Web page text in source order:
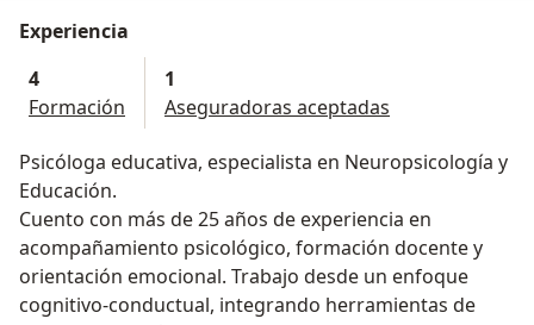
Experiencia
4
Formación
1
Aseguradoras aceptadas
Psicóloga educativa, especialista en Neuropsicología y
Educación.
Cuento con más de 25 años de experiencia en
acompañamiento psicológico, formación docente y
orientación emocional. Trabajo desde un enfoque
cognitivo-conductual, integrando herramientas de